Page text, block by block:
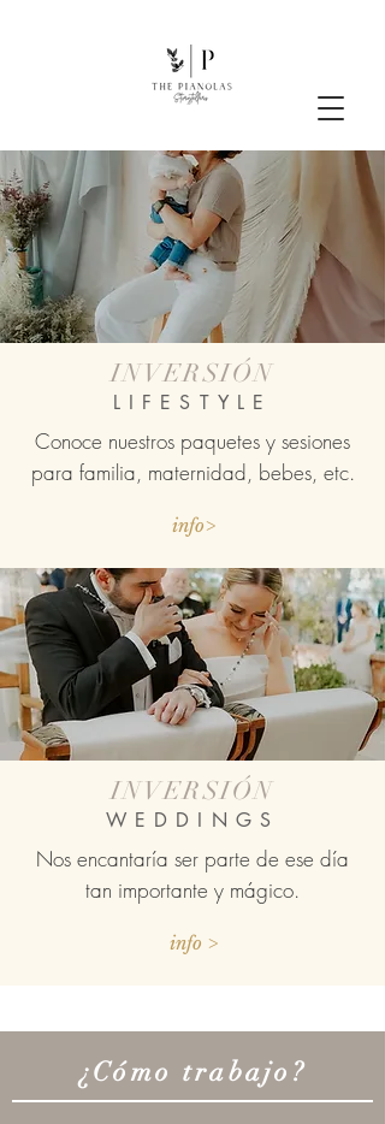
INVERSIÓN
LIFESTYLE
Conoce nuestros paquetes y sesiones
para familia, maternidad, bebes, etc.
info>
INVERSIÓN
WEDDINGS
Nos encantaría ser parte de ese día
tan importante y mágico.
info >
¿Cómo trabajo?